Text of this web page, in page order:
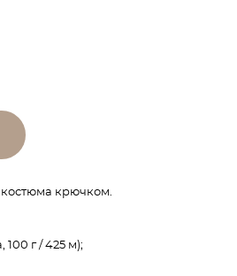
крючком.
г / 425 м);